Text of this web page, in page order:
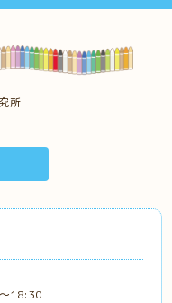
所
18:30